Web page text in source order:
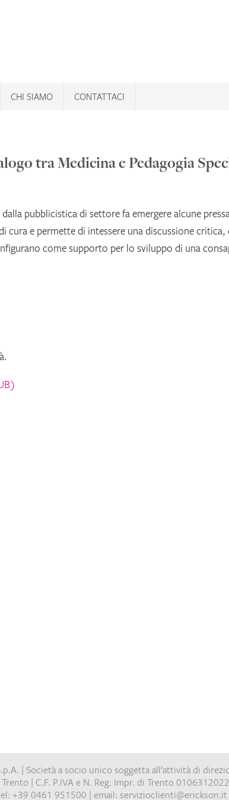
CHI SIAMO CONTATTACI
tra Medicina e Pedagogia
pubblicistica di settore fa emergere alcune
cura e permette di intessere una discussione critica,
come supporto per lo sviluppo di una
| Società a socio unico soggetta all’attività di
| C.F. P.IVA e N. Reg. Impr. di Trento
+39 0461 951500 | email: servizioclienti@erickson.it